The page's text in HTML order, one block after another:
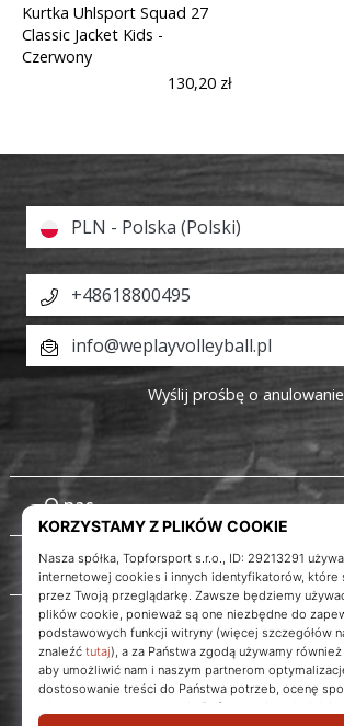
Kurtka Uhlsport Squad 27
Classic Jacket Kids -
Czerwony
130,20 zł
O nas
Obsługa klienta
PLN - Polska (Polski)
+48618800495
info@weplayvolleyball.pl
Wyślij prośbę o anulowanie